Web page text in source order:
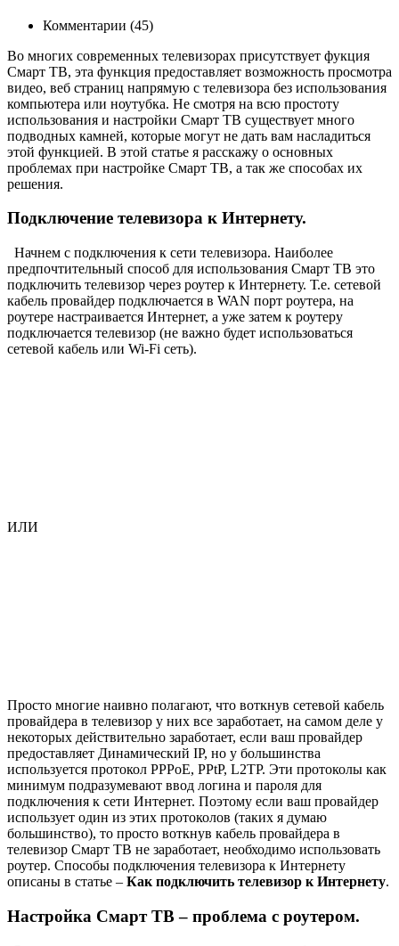
Комментарии (45)
Во многих современных телевизорах присутствует фукция
Смарт ТВ, эта функция предоставляет возможность просмотра
видео, веб страниц напрямую с телевизора без использования
компьютера или ноутубка. Не смотря на всю простоту
использования и настройки Смарт ТВ существует много
подводных камней, которые могут не дать вам насладиться
этой функцией. В этой статье я расскажу о основных
проблемах при настройке Смарт ТВ, а так же способах их
решения.
Подключение телевизора к Интернету.
Начнем с подключения к сети телевизора. Наиболее
предпочтительный способ для использования Смарт ТВ это
подключить телевизор через роутер к Интернету. Т.е. сетевой
кабель провайдер подключается в WAN порт роутера, на
роутере настраивается Интернет, а уже затем к роутеру
подключается телевизор (не важно будет использоваться
сетевой кабель или Wi-Fi сеть).
ИЛИ
Просто многие наивно полагают, что воткнув сетевой кабель
провайдера в телевизор у них все заработает, на самом деле у
некоторых действительно заработает, если ваш провайдер
предоставляет Динамический IP, но у большинства
используется протокол PPPoE, PPtP, L2TP. Эти протоколы как
минимум подразумевают ввод логина и пароля для
подключения к сети Интернет. Поэтому если ваш провайдер
использует один из этих протоколов (таких я думаю
большинство), то просто воткнув кабель провайдера в
телевизор Смарт ТВ не заработает, необходимо использовать
роутер. Способы подключения телевизора к Интернету
описаны в статье – Как подключить телевизор к Интернету.
Настройка Смарт ТВ – проблема с роутером.